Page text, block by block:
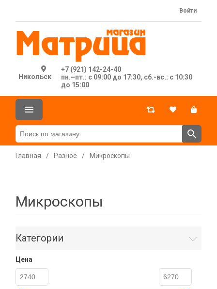
Никольск
+7 (921) 142-24-40
пн.–пт.: с 09:00 до 17:30, сб.-вс.: с 10:30
до 15:00
Войти
Главная / Разное / Микроскопы
Микроскопы
Категории
Цена